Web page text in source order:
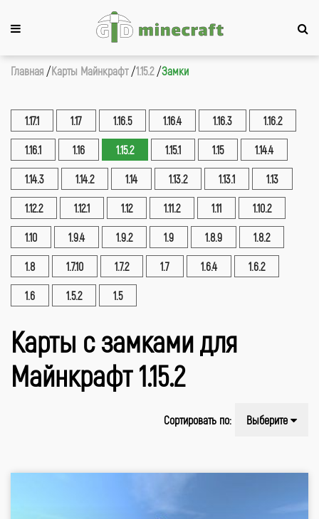
Главная Карты Майнкрафт 1.15.2 Замки
1.17.1 1.17 1.16.5 1.16.4 1.16.3 1.16.2
1.16.1 1.16 1.15.2 1.15.1 1.15 1.14.4
1.14.3 1.14.2 1.14 1.13.2 1.13.1 1.13
1.12.2 1.12.1 1.12 1.11.2 1.11 1.10.2
1.10 1.9.4 1.9.2 1.9 1.8.9 1.8.2
1.8 1.7.10 1.7.2 1.7 1.6.4 1.6.2
1.6 1.5.2 1.5
Карты с замками для
Майнкрафт 1.15.2
Сортировать по: Выберите